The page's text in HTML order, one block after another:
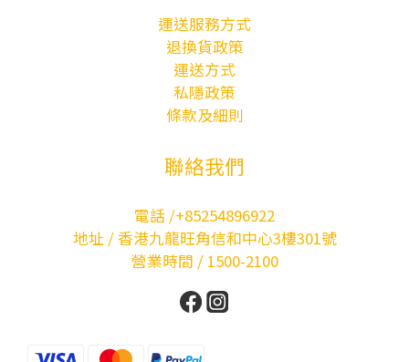
運送服務方式
退換貨政策
運送方式
私隱政策
條款及細則
聯絡我們
電話 /+85254896922
地址 / 香港九龍旺角信和中心3樓301號
營業時間 / 1500-2100